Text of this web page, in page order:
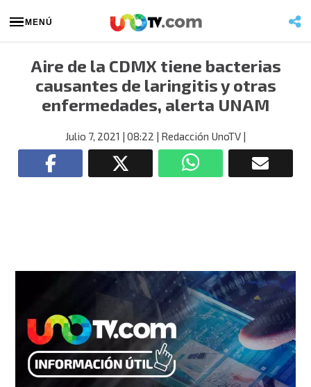
MENÚ
Aire de la CDMX tiene bacterias
causantes de laringitis y otras
enfermedades, alerta UNAM
Julio 7, 2021 | 08:22 | Redacción UnoTV |